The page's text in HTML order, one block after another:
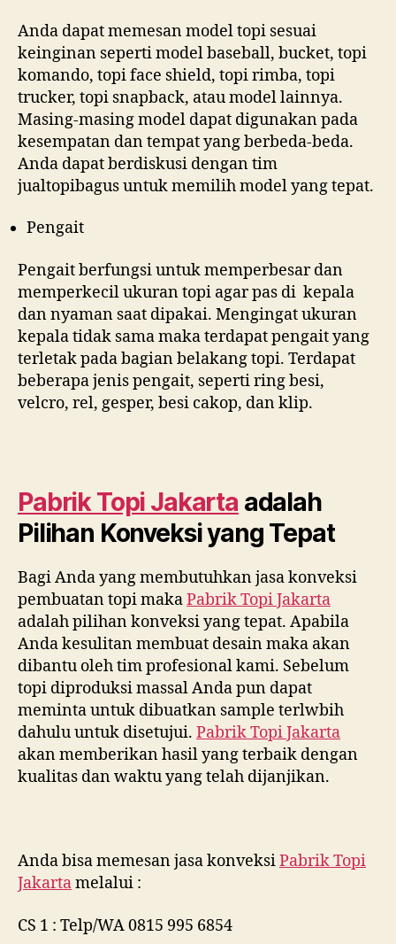
Anda dapat memesan model topi sesuai
keinginan seperti model baseball, bucket, topi
komando, topi face shield, topi rimba, topi
trucker, topi snapback, atau model lainnya.
Masing-masing model dapat digunakan pada
kesempatan dan tempat yang berbeda-beda.
Anda dapat berdiskusi dengan tim
jualtopibagus untuk memilih model yang tepat.
Pengait
Pengait berfungsi untuk memperbesar dan
memperkecil ukuran topi agar pas di kepala
dan nyaman saat dipakai. Mengingat ukuran
kepala tidak sama maka terdapat pengait yang
terletak pada bagian belakang topi. Terdapat
beberapa jenis pengait, seperti ring besi,
velcro, rel, gesper, besi cakop, dan klip.
Pabrik Topi Jakarta adalah
Pilihan Konveksi yang Tepat
Bagi Anda yang membutuhkan jasa konveksi
pembuatan topi makaPabrik Topi Jakarta
adalah pilihan konveksi yang tepat. Apabila
Anda kesulitan membuat desain maka akan
dibantu oleh tim profesional kami. Sebelum
topi diproduksi massal Anda pun dapat
meminta untuk dibuatkan sample terlwbih
dahulu untuk disetujui. Pabrik Topi Jakarta
akan memberikan hasil yang terbaik dengan
kualitas dan waktu yang telah dijanjikan.
Anda bisa memesan jasa konveksiPabrik Topi
Jakartamelalui :
CS 1 : Telp/WA 0815 995 6854